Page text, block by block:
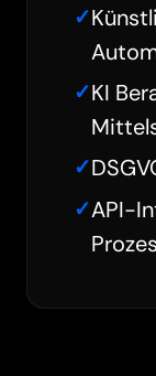
KI
API-